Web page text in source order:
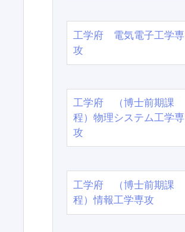
工学府 電気電子工学専
攻
工学府 （博士前期課
程）物理システム工学専
攻
工学府 （博士前期課
程）情報工学専攻